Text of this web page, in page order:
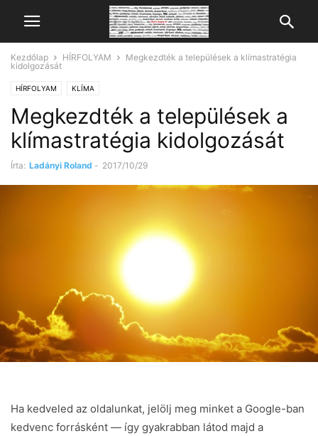
Kezdőlap HÍRFOLYAM
Megkezdték a települések a klímastratégia
kidolgozását
HÍRFOLYAM KLÍMA
Megkezdték a települések a
klímastratégia kidolgozását
Írta: Ladányi Roland - 2017/10/29
Ha kedveled az oldalunkat, jelölj meg minket a Google-ban
kedvenc forrásként — így gyakrabban látod majd a